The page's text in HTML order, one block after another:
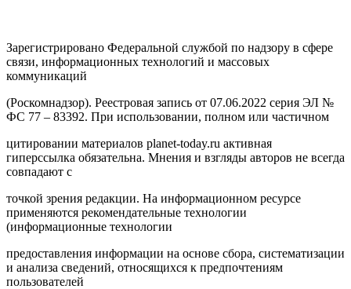
Зарегистрировано Федеральной службой по надзору в сфере
связи, информационных технологий и массовых
коммуникаций
(Роскомнадзор). Реестровая запись от 07.06.2022 серия ЭЛ №
ФС 77 – 83392. При использовании, полном или частичном
цитировании материалов planet-today.ru активная
гиперссылка обязательна. Мнения и взгляды авторов не всегда
совпадают с
точкой зрения редакции. На информационном ресурсе
применяются рекомендательные технологии
(информационные технологии
предоставления информации на основе сбора, систематизации
и анализа сведений, относящихся к предпочтениям
пользователей